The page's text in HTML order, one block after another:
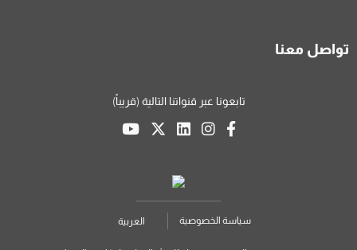
تواصل معنا
تابعونا عبر قنواتنا التالية (قريباً)
سياسة الخصوصية العربية